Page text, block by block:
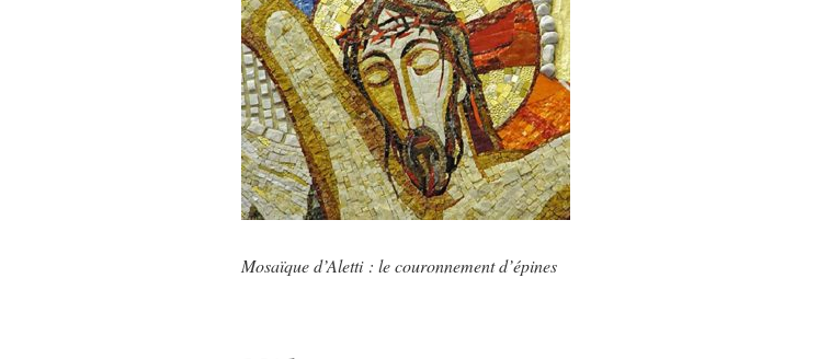
Mosaïque d’Aletti : le couronnement d’épines